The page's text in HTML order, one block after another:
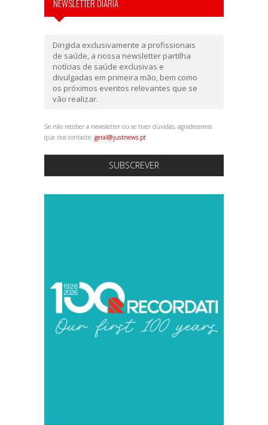
NEWSLETTER DIÁRIA
Dirigida exclusivamente a profissionais
de saúde, a nossa newsletter partilha
notícias de saúde exclusivas e
divulgadas em primeira mão, bem como
os próximos eventos relevantes que se
vão realizar.
Se não receber a newsletter ou se tiver dúvidas, agradecemos
que nos contacte: geral@justnews.pt
SUBSCREVER